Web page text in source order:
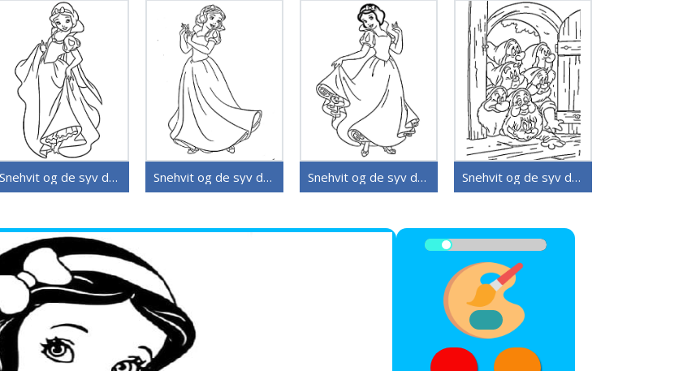
Snehvit og de syv dvergene (20) Snehvit og de syv dvergene (19) Snehvit og de syv dvergene (18) Snehvit og de syv dvergene (16)